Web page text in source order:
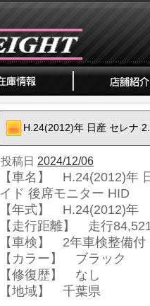
H.24(2012)年 日産 セレナ
投稿日 2024/12/06
【車名】 H.24(2012)年
イド 後席モニター HID
【年式】 H.24(2012)年
【走行距離】 走行
【車検】 2年車検整備付
【カラー】 ブラック
【修復歴】 なし
【地域】 千葉県